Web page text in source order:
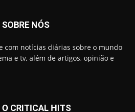
SOBRE NÓS
com notícias diárias sobre o mundo
e tv, além de artigos, opinião e
O CRITICAL HITS